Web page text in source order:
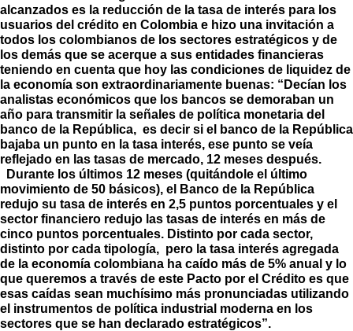
alcanzados es la reducción de la tasa de interés para los
usuarios del crédito en Colombia e hizo una invitación a
todos los colombianos de los sectores estratégicos y de
los demás que se acerque a sus entidades financieras
teniendo en cuenta que hoy las condiciones de liquidez de
la economía son extraordinariamente buenas: “Decían los
analistas económicos que los bancos se demoraban un
año para transmitir la señales de política monetaria del
banco de la República, es decir si el banco de la República
bajaba un punto en la tasa interés, ese punto se veía
reflejado en las tasas de mercado, 12 meses después.
Durante los últimos 12 meses (quitándole el último
movimiento de 50 básicos), el Banco de la República
redujo su tasa de interés en 2,5 puntos porcentuales y el
sector financiero redujo las tasas de interés en más de
cinco puntos porcentuales. Distinto por cada sector,
distinto por cada tipología, pero la tasa interés agregada
de la economía colombiana ha caído más de 5% anual y lo
que queremos a través de este Pacto por el Crédito es que
esas caídas sean muchísimo más pronunciadas utilizando
el instrumentos de política industrial moderna en los
sectores que se han declarado estratégicos”.